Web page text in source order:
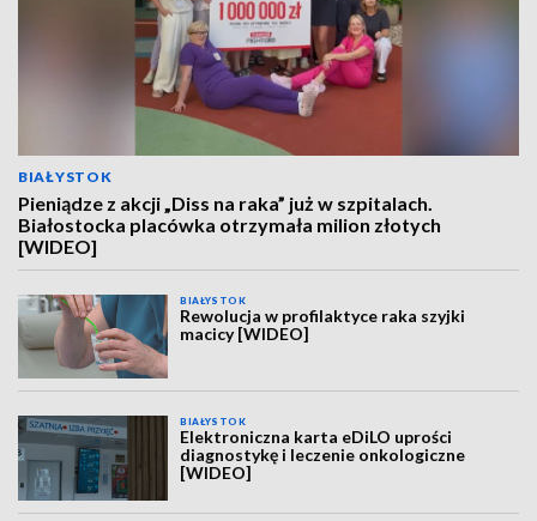
BIAŁYSTOK
Pieniądze z akcji „Diss na raka” już w szpitalach.
Białostocka placówka otrzymała milion złotych
[WIDEO]
BIAŁYSTOK
Rewolucja w profilaktyce raka szyjki
macicy [WIDEO]
BIAŁYSTOK
Elektroniczna karta eDiLO uprości
diagnostykę i leczenie onkologiczne
[WIDEO]